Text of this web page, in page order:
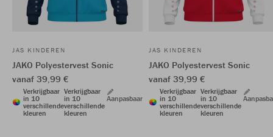
JAS KINDEREN
JAKO Polyestervest Sonic
vanaf 39,99 €
Verkrijgbaar
in 10
verschillende
kleuren
Verkrijgbaar
in 10
verschillende
kleuren
Aanpasbaar
JAS KINDEREN
JAKO Polyestervest Sonic
vanaf 39,99 €
Verkrijgbaar
in 10
verschillende
kleuren
Verkrijgbaar
in 10
verschillende
kleuren